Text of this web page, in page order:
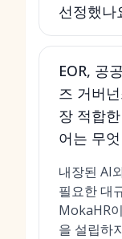
선정했나
EOR, 공
즈 거버
장 적합
어는 무
내장된 AI
필요한 대
MokaHR
을 설립하